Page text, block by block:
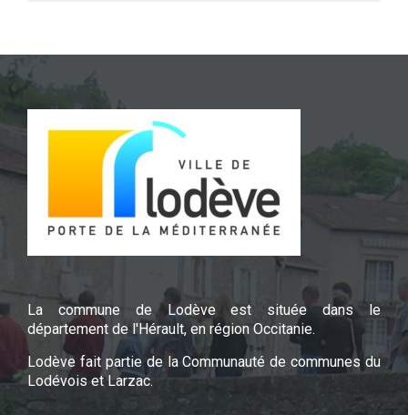
La commune de Lodève est située dans le
département de l'Hérault, en région Occitanie.
Lodève fait partie de la Communauté de communes du
Lodévois et Larzac.